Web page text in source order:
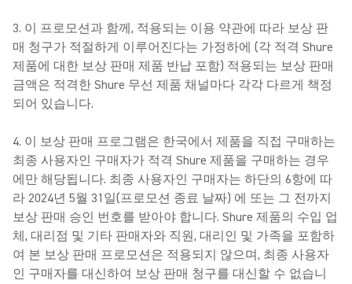
3. 이 프로모션과 함께, 적용되는 이용 약관에 따라 보상 판
매 청구가 적절하게 이루어진다는 가정하에 (각 적격 Shure
제품에 대한 보상 판매 제품 반납 포함) 적용되는 보상 판매
금액은 적격한 Shure 무선 제품 채널마다 각각 다르게 책정
되어 있습니다.
4. 이 보상 판매 프로그램은 한국에서 제품을 직접 구매하는
최종 사용자인 구매자가 적격 Shure 제품을 구매하는 경우
에만 해당됩니다. 최종 사용자인 구매자는 하단의 6항에 따
라 2024년 5월 31일(프로모션 종료 날짜) 에 또는 그 전까지
보상 판매 승인 번호를 받아야 합니다. Shure 제품의 수입 업
체, 대리점 및 기타 판매자와 직원, 대리인 및 가족을 포함하
여 본 보상 판매 프로모션은 적용되지 않으며, 최종 사용자
인 구매자를 대신하여 보상 판매 청구를 대신할 수 없습니